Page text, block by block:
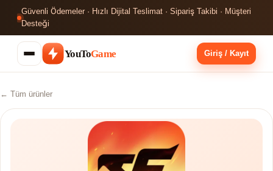
Güvenli Ödemeler · Hızlı Dijital Teslimat · Sipariş Takibi · Müşteri
Desteği
YouToGame Giriş / Kayıt
← Tüm ürünler